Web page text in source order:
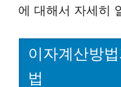
에 대해서 자세히
이자계산방
법